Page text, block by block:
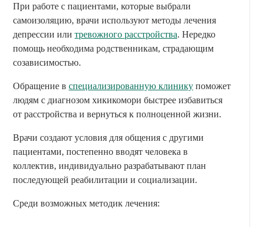
При работе с пациентами, которые выбрали
самоизоляцию, врачи используют методы лечения
депрессии или тревожного расстройства. Нередко
помощь необходима родственникам, страдающим
созависимостью.
Обращение в специализированную клинику поможет
людям с диагнозом хикикомори быстрее избавиться
от расстройства и вернуться к полноценной жизни.
Врачи создают условия для общения с другими
пациентами, постепенно вводят человека в
коллектив, индивидуально разрабатывают план
последующей реабилитации и социализации.
Среди возможных методик лечения: